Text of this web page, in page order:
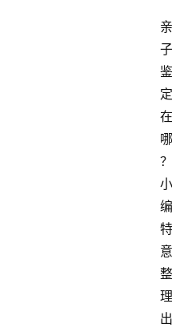
亲
子
鉴
定
在
哪
？
小
编
特
意
整
理
出